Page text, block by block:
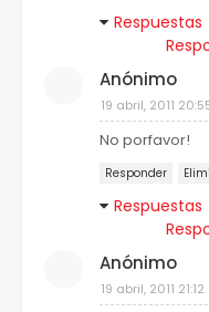
Respuestas
Anónimo
19 abril, 2011
No porfavor!
Responder
Respuestas
Anónimo
19 abril, 2011 21:12